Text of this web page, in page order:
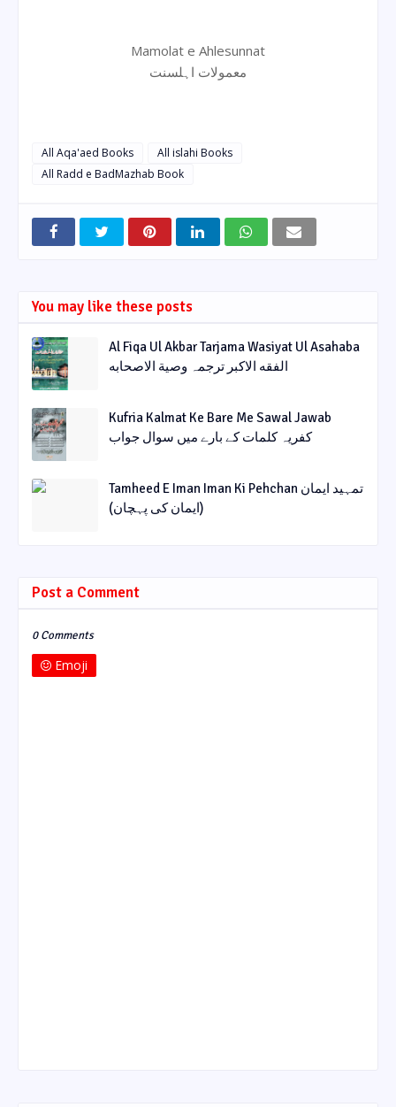
Mamolat e Ahlesunnat
معمولات اہلسنت
All Aqa'aed Books
All islahi Books
All Radd e BadMazhab Book
You may like these posts
Al Fiqa Ul Akbar Tarjama Wasiyat Ul Asahaba
الفقه الاکبر ترجمہ وصیة الاصحابه
Kufria Kalmat Ke Bare Me Sawal Jawab
کفریہ کلمات کے بارے میں سوال جواب
Tamheed E Iman Iman Ki Pehchan تمہید ایمان
(ایمان کی پہچان)
Post a Comment
0 Comments
Emoji